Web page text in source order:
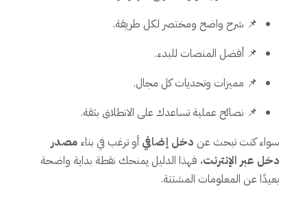
📌 شرح واضح ومختصر لكل طريقة.
📌 أفضل المنصات للبدء.
📌 مميزات وتحديات كل مجال.
📌 نصائح عملية تساعدك على الانطلاق بثقة.
سواء كنت تبحث عن دخل إضافي أو ترغب في بناء مصدر
دخل عبر الإنترنت، فهذا الدليل يمنحك نقطة بداية واضحة
بعيدًا عن المعلومات المشتتة.